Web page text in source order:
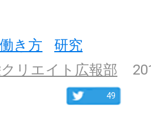
働き方
研究
リエイト広報部
49